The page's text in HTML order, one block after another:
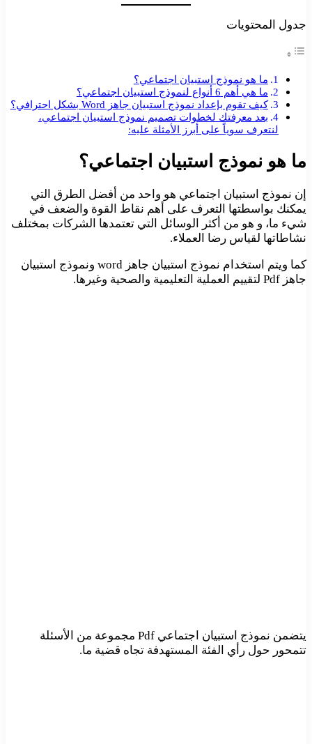
جدول المحتويات
ما هو نموذج استبيان اجتماعي؟
ما هي أهم 6 أنواع لنموذج استبيان اجتماعي؟
كيف تقوم بإعداد نموذج استبيان جاهز Word بشكل احترافي؟
بعد معرفتك لخطوات تصميم نموذج استبيان اجتماعي،
لنتعرف سوياً على أبرز الأمثلة عليه:
ما هو نموذج استبيان اجتماعي؟
إن نموذج استبيان اجتماعي هو واحد من أفضل الطرق التي
يمكنك بواسطتها التعرف على أهم نقاط القوة والضعف في
شيء ما، و هو من أكثر الوسائل التي تعتمدها الشركات بمختلف
نشاطاتها لقياس رضا العملاء.
كما ويتم استخدام نموذج استبيان جاهز word ونموذج استبيان
جاهز Pdf لتقييم العملية التعليمية والصحية وغيرها.
يتضمن نموذج استبيان اجتماعي Pdf مجموعة من الأسئلة
تتمحور حول رأي الفئة المستهدفة تجاه قضية ما.